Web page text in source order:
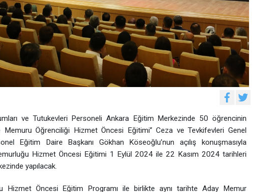
ve Tutukevleri Personeli Ankara Eğitim Merkezinde 50 öğrencinin
Memuru Öğrenciliği Hizmet Öncesi Eğitimi” Ceza ve Tevkifevleri Genel
Eğitim Daire Başkanı Gökhan Köseoğlu’nun açılış konuşmasıyla
Hizmet Öncesi Eğitimi 1 Eylül 2024 ile 22 Kasım 2024 tarihleri
yapılacak.
Hizmet Öncesi Eğitim Programı ile birlikte aynı tarihte Aday Memur